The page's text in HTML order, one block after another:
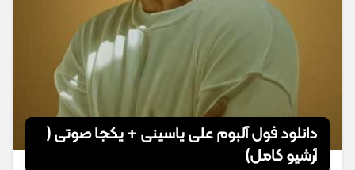
دانلود فول آلبوم علی یاسینی + یکجا صوتی (
آرشیو کامل)